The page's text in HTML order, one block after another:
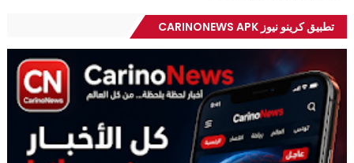
تطبيق كرينو نيوز CARINONEWS APK